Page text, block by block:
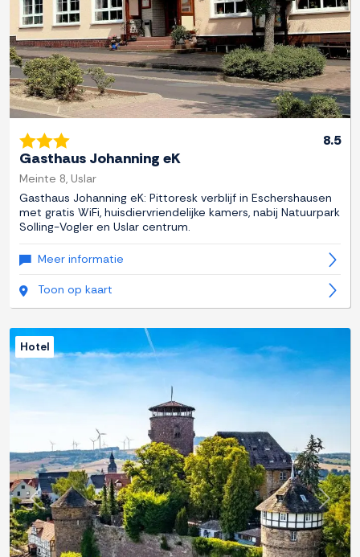
8.5
Gasthaus Johanning eK
Meinte 8, Uslar
Gasthaus Johanning eK: Pittoresk verblijf in Eschershausen
met gratis WiFi, huisdiervriendelijke kamers, nabij Natuurpark
Solling-Vogler en Uslar centrum.
Meer informatie
Toon op kaart
Previous Next
Hotel